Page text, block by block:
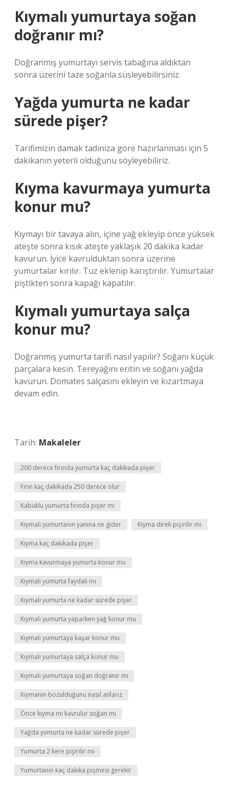
Kıymalı yumurtaya soğan
doğranır mı?
Doğranmış yumurtayı servis tabağına aldıktan
sonra üzerini taze soğanla süsleyebilirsiniz.
Yağda yumurta ne kadar
sürede pişer?
Tarifimizin damak tadınıza göre hazırlanması için 5
dakikanın yeterli olduğunu söyleyebiliriz.
Kıyma kavurmaya yumurta
konur mu?
Kıymayı bir tavaya alın, içine yağ ekleyip önce yüksek
ateşte sonra kısık ateşte yaklaşık 20 dakika kadar
kavurun. İyice kavrulduktan sonra üzerine
yumurtalar kırılır. Tuz eklenip karıştırılır. Yumurtalar
piştikten sonra kapağı kapatılır.
Kıymalı yumurtaya salça
konur mu?
Doğranmış yumurta tarifi nasıl yapılır? Soğanı küçük
parçalara kesin. Tereyağını eritin ve soğanı yağda
kavurun. Domates salçasını ekleyin ve kızartmaya
devam edin.
Tarih: Makaleler
200 derece fırında yumurta kaç dakikada pişer
Fırın kaç dakikada 250 derece olur
Kabuklu yumurta fırında pişer mi
Kiymali yumurtanın yanına ne gider Kıyma direk pişirilir mi
Kıyma kaç dakikada pişer
Kıyma kavurmaya yumurta konur mu
Kıymalı yumurta faydalı mı
Kıymalı yumurta ne kadar sürede pişer
Kıymalı yumurta yaparken yağ konur mu
Kıymalı yumurtaya kaşar konur mu
Kıymalı yumurtaya salça konur mu
Kıymalı yumurtaya soğan doğranır mı
Kıymanın bozulduğunu nasıl anlarız
Önce kıyma mı kavrulur soğan mı
Yağda yumurta ne kadar sürede pişer
Yumurta 2 kere pişirilir mi
Yumurtanın kaç dakika pişmesi gerekir